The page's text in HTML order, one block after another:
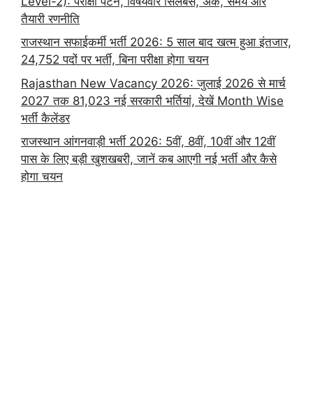
तैयारी रणनीति
राजस्थान सफाईकर्मी भर्ती 2026: 5 साल बाद खत्म हुआ इंतजार,
24,752 पदों पर भर्ती, बिना परीक्षा होगा चयन
Rajasthan New Vacancy 2026: जुलाई 2026 से मार्च
2027 तक 81,023 नई सरकारी भर्तियां, देखें Month Wise
भर्ती कैलेंडर
राजस्थान आंगनवाड़ी भर्ती 2026: 5वीं, 8वीं, 10वीं और 12वीं
पास के लिए बड़ी खुशखबरी, जानें कब आएगी नई भर्ती और कैसे
होगा चयन